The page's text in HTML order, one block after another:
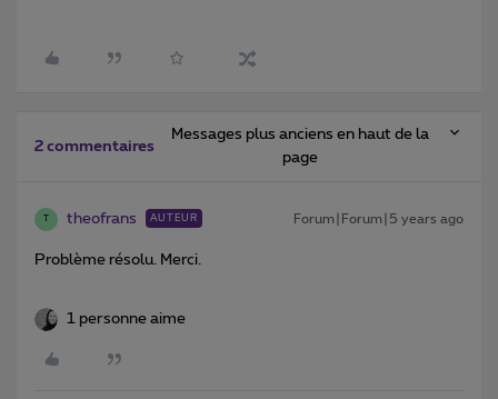
2 commentaires
Messages plus anciens en haut de la
page
theofrans AUTEUR Forum|Forum|5 years ago
Problème résolu. Merci.
1 personne aime